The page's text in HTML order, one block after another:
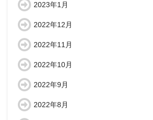
2023年1月
2022年12月
2022年11月
2022年10月
2022年9月
2022年8月